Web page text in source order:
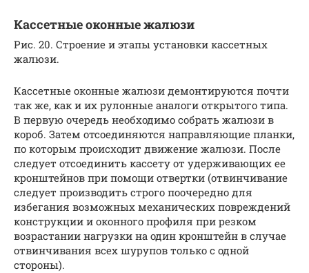
Кассетные оконные жалюзи
Рис. 20. Строение и этапы установки кассетных
жалюзи.
Кассетные оконные жалюзи демонтируются почти
так же, как и их рулонные аналоги открытого типа.
В первую очередь необходимо собрать жалюзи в
короб. Затем отсоединяются направляющие планки,
по которым происходит движение жалюзи. После
следует отсоединить кассету от удерживающих ее
кронштейнов при помощи отвертки (отвинчивание
следует производить строго поочередно для
избегания возможных механических повреждений
конструкции и оконного профиля при резком
возрастании нагрузки на один кронштейн в случае
отвинчивания всех шурупов только с одной
стороны).